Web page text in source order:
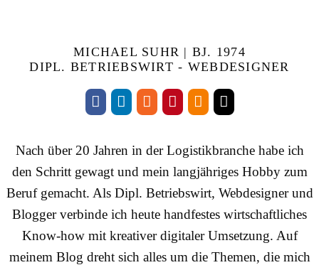
MICHAEL SUHR | BJ. 1974
DIPL. BETRIEBSWIRT - WEBDESIGNER
Nach über 20 Jahren in der Logistikbranche habe ich
den Schritt gewagt und mein langjähriges Hobby zum
Beruf gemacht. Als Dipl. Betriebswirt, Webdesigner und
Blogger verbinde ich heute handfestes wirtschaftliches
Know-how mit kreativer digitaler Umsetzung. Auf
meinem Blog dreht sich alles um die Themen, die mich